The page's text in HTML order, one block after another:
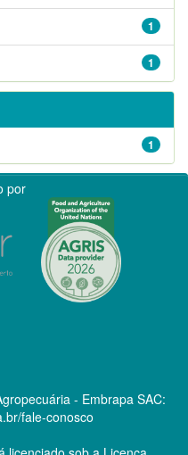
1
1
1
por
- Embrapa SAC:
fale-conosco